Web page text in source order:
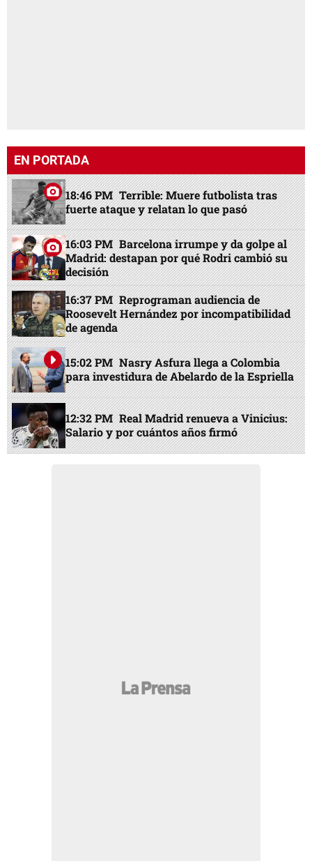
EN PORTADA
18:46 PM Terrible: Muere futbolista tras
fuerte ataque y relatan lo que pasó
16:03 PM Barcelona irrumpe y da golpe al
Madrid: destapan por qué Rodri cambió su
decisión
16:37 PM Reprograman audiencia de
Roosevelt Hernández por incompatibilidad
de agenda
15:02 PM Nasry Asfura llega a Colombia
para investidura de Abelardo de la Espriella
12:32 PM Real Madrid renueva a Vinicius:
Salario y por cuántos años firmó